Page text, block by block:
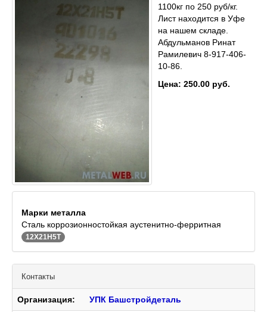
1100кг по 250 руб/кг.
Лист находится в Уфе
на нашем складе.
Абдульманов Ринат
Рамилевич 8-917-406-
10-86.
Цена: 250.00 руб.
Марки металла
Сталь коррозионностойкая аустенитно-ферритная
12Х21Н5Т
Контакты
Организация: УПК Башстройдеталь